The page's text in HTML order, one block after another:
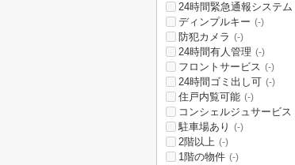
24時間緊急通報システム
ディンプルキー (-)
防犯カメラ (-)
24時間有人管理 (-)
フロントサービス (-)
24時間ゴミ出し可 (-)
住戸内覧可能 (-)
コンシェルジュサービス
駐車場あり (-)
2階以上 (-)
1階の物件 (-)